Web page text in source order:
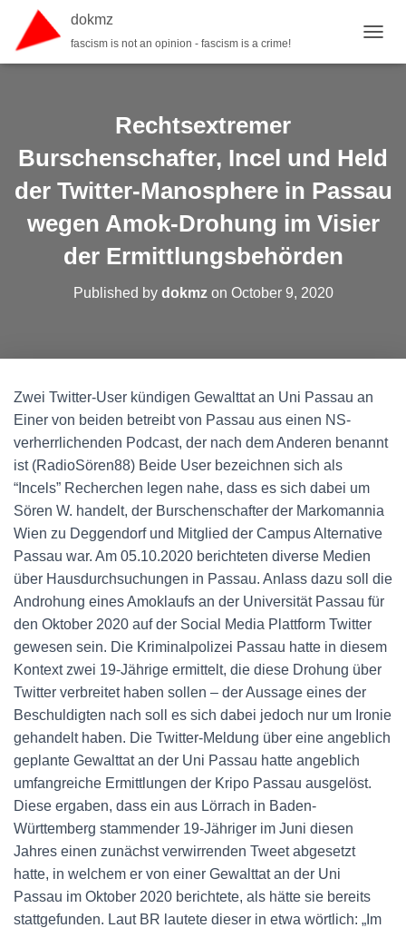
dokmz
fascism is not an opinion - fascism is a crime!
Rechtsextremer
Burschenschafter, Incel und Held
der Twitter-Manosphere in Passau
wegen Amok-Drohung im Visier
der Ermittlungsbehörden
Published by dokmzon October 9, 2020
Zwei Twitter-User kündigen Gewalttat an Uni Passau an
Einer von beiden betreibt von Passau aus einen NS-
verherrlichenden Podcast, der nach dem Anderen benannt
ist (RadioSören88) Beide User bezeichnen sich als
“Incels” Recherchen legen nahe, dass es sich dabei um
Sören W. handelt, der Burschenschafter der Markomannia
Wien zu Deggendorf und Mitglied der Campus Alternative
Passau war. Am 05.10.2020 berichteten diverse Medien
über Hausdurchsuchungen in Passau. Anlass dazu soll die
Androhung eines Amoklaufs an der Universität Passau für
den Oktober 2020 auf der Social Media Plattform Twitter
gewesen sein. Die Kriminalpolizei Passau hatte in diesem
Kontext zwei 19-Jährige ermittelt, die diese Drohung über
Twitter verbreitet haben sollen – der Aussage eines der
Beschuldigten nach soll es sich dabei jedoch nur um Ironie
gehandelt haben. Die Twitter-Meldung über eine angeblich
geplante Gewalttat an der Uni Passau hatte angeblich
umfangreiche Ermittlungen der Kripo Passau ausgelöst.
Diese ergaben, dass ein aus Lörrach in Baden-
Württemberg stammender 19-Jähriger im Juni diesen
Jahres einen zunächst verwirrenden Tweet abgesetzt
hatte, in welchem er von einer Gewalttat an der Uni
Passau im Oktober 2020 berichtete, als hätte sie bereits
stattgefunden. Laut BR lautete dieser in etwa wörtlich: „Im